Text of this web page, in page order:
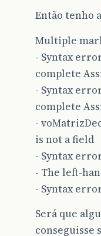
Então tenho
Multiple
- Syntax
complete
- Syntax
complete
-
is not a field
- Syntax
- The left-
- Syntax
Será que
conseguisse